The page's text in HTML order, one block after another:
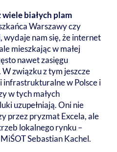
białych plam
Warszawy czy
wydaje nam się, że internet
mieszkając w małej
nawet zasięgu
związku z tym jeszcze
infrastrukturalne w Polsce i
w tych małych
uzupełniają. Oni nie
przez pryzmat Excela, ale
lokalnego rynku –
Sebastian Kachel.